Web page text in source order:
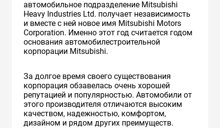
автомобильное подразделение Mitsubishi
Heavy Industries Ltd. получает независимость
и вместе с ней новое имя Mitsubishi Motors
Corporation. Именно этот год считается годом
основания автомобилестроительной
корпорации Mitsubishi.
За долгое время своего существования
корпорация обзавелась очень хорошей
репутацией и популярностью. Автомобили от
этого производителя отличаются высоким
качеством, надежностью, комфортом,
дизайном и рядом других преимуществ.